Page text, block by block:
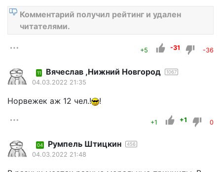
Комментарий получил рейтинг и удален
читателями.
+5 -31 -36
11 Вячеслав ,Нижний Новгород 1067
04.03.2022 21:35
Норвежек аж 12 чел.! !
+1 +1 0
04 Румпель Штицкин 456
04.03.2022 21:48